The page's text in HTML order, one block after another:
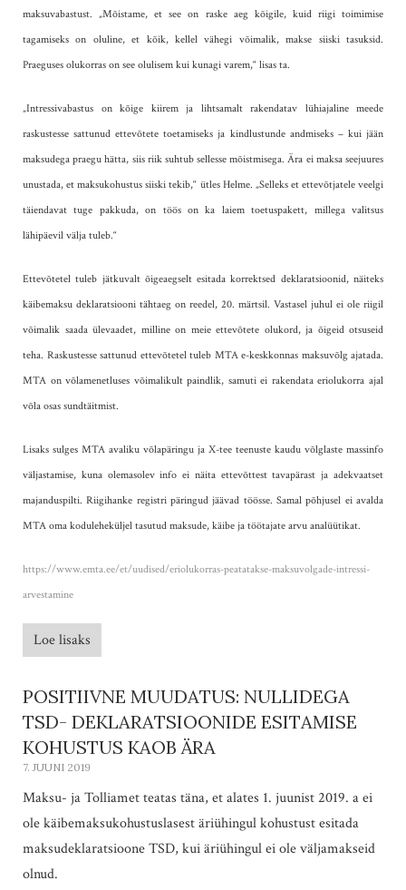
maksuvabastust. „Mõistame, et see on raske aeg kõigile, kuid riigi toimimise
tagamiseks on oluline, et kõik, kellel vähegi võimalik, makse siiski tasuksid.
Praeguses olukorras on see olulisem kui kunagi varem,“ lisas ta.
„Intressivabastus on kõige kiirem ja lihtsamalt rakendatav lühiajaline meede
raskustesse sattunud ettevõtete toetamiseks ja kindlustunde andmiseks – kui jään
maksudega praegu hätta, siis riik suhtub sellesse mõistmisega. Ära ei maksa seejuures
unustada, et maksukohustus siiski tekib,“ ütles Helme. „Selleks et ettevõtjatele veelgi
täiendavat tuge pakkuda, on töös on ka laiem toetuspakett, millega valitsus
lähipäevil välja tuleb.“
Ettevõtetel tuleb jätkuvalt õigeaegselt esitada korrektsed deklaratsioonid, näiteks
käibemaksu deklaratsiooni tähtaeg on reedel, 20. märtsil. Vastasel juhul ei ole riigil
võimalik saada ülevaadet, milline on meie ettevõtete olukord, ja õigeid otsuseid
teha. Raskustesse sattunud ettevõtetel tuleb MTA e-keskkonnas maksuvõlg ajatada.
MTA on võlamenetluses võimalikult paindlik, samuti ei rakendata eriolukorra ajal
võla osas sundtäitmist.
Lisaks sulges MTA avaliku võlapäringu ja X-tee teenuste kaudu võlglaste massinfo
väljastamise, kuna olemasolev info ei näita ettevõttest tavapärast ja adekvaatset
majanduspilti. Riigihanke registri päringud jäävad töösse. Samal põhjusel ei avalda
MTA oma koduleheküljel tasutud maksude, käibe ja töötajate arvu analüütikat.
https://www.emta.ee/et/uudised/eriolukorras-peatatakse-maksuvolgade-intressi-
arvestamine
Loe lisaks
POSITIIVNE MUUDATUS: NULLIDEGA
TSD- DEKLARATSIOONIDE ESITAMISE
KOHUSTUS KAOB ÄRA
7. JUUNI 2019
Maksu- ja Tolliamet teatas täna, et alates 1. juunist 2019. a ei
ole käibemaksukohustuslasest äriühingul kohustust esitada
maksudeklaratsioone TSD, kui äriühingul ei ole väljamakseid
olnud.